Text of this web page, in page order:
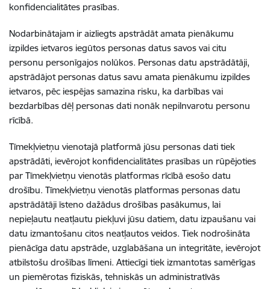
konfidencialitātes prasības.
Nodarbinātajam ir aizliegts apstrādāt amata pienākumu
izpildes ietvaros iegūtos personas datus savos vai citu
personu personīgajos nolūkos. Personas datu apstrādātāji,
apstrādājot personas datus savu amata pienākumu izpildes
ietvaros, pēc iespējas samazina risku, ka darbības vai
bezdarbības dēļ personas dati nonāk nepilnvarotu personu
rīcībā.
Tīmekļvietņu vienotajā platformā jūsu personas dati tiek
apstrādāti, ievērojot konfidencialitātes prasības un rūpējoties
par Tīmekļvietņu vienotās platformas rīcībā esošo datu
drošību. Tīmekļvietņu vienotās platformas personas datu
apstrādātāji īsteno dažādus drošības pasākumus, lai
nepieļautu neatļautu piekļuvi jūsu datiem, datu izpaušanu vai
datu izmantošanu citos neatļautos veidos. Tiek nodrošināta
pienācīga datu apstrāde, uzglabāšana un integritāte, ievērojot
atbilstošu drošības līmeni. Attiecīgi tiek izmantotas samērīgas
un piemērotas fiziskās, tehniskās un administratīvās